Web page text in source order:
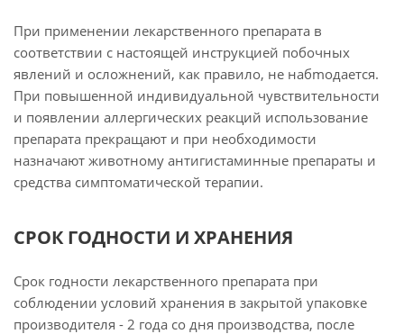
При применении лекарственного препарата в
соответствии с настоящей инструкцией побочных
явлений и осложнений, как правило, не набmодается.
При повышенной индивидуальной чувствительности
и появлении аллергических реакций использование
препарата прекращают и при необходимости
назначают животному антигистаминные препараты и
средства симптоматической терапии.
СРОК ГОДНОСТИ И ХРАНЕНИЯ
Срок годности лекарственного препарата при
соблюдении условий хранения в закрытой упаковке
производителя - 2 года со дня производства, после